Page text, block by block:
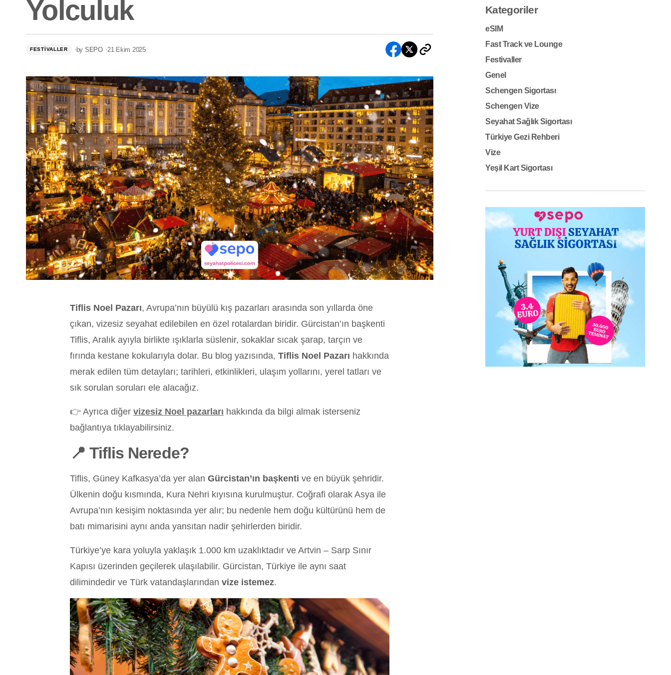
Vizesiz Noel Pazarları 2025-2026
Yolculuk
FESTIVALLER by SEPO 21 Ekim 2025
Tiflis Noel Pazarı, Avrupa’nın büyülü kış pazarları arasında son yıllarda öne
çıkan, vizesiz seyahat edilebilen en özel rotalardan biridir. Gürcistan’ın başkenti
Tiflis, Aralık ayıyla birlikte ışıklarla süslenir, sokaklar sıcak şarap, tarçın ve
fırında kestane kokularıyla dolar. Bu blog yazısında, Tiflis Noel Pazarı hakkında
merak edilen tüm detayları; tarihleri, etkinlikleri, ulaşım yollarını, yerel tatları ve
sık sorulan soruları ele alacağız.
👉 Ayrıca diğer vizesiz Noel pazarları hakkında da bilgi almak isterseniz
bağlantıya tıklayabilirsiniz.
📍 Tiflis Nerede?
Tiflis, Güney Kafkasya’da yer alan Gürcistan’ın başkenti ve en büyük şehridir.
Ülkenin doğu kısmında, Kura Nehri kıyısına kurulmuştur. Coğrafi olarak Asya ile
Avrupa’nın kesişim noktasında yer alır; bu nedenle hem doğu kültürünü hem de
batı mimarisini aynı anda yansıtan nadir şehirlerden biridir.
Türkiye’ye kara yoluyla yaklaşık 1.000 km uzaklıktadır ve Artvin – Sarp Sınır
Kapısı üzerinden geçilerek ulaşılabilir. Gürcistan, Türkiye ile aynı saat
dilimindedir ve Türk vatandaşlarından vize istemez.
Kategoriler
eSIM
Fast Track ve Lounge
Festivaller
Genel
Schengen Sigortası
Schengen Vize
Seyahat Sağlık Sigortası
Türkiye Gezi Rehberi
Vize
Yeşil Kart Sigortası